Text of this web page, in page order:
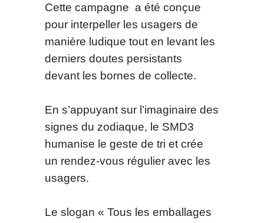
Cette campagne a été conçue
pour interpeller les usagers de
manière ludique tout en levant les
derniers doutes persistants
devant les bornes de collecte.
En s’appuyant sur l’imaginaire des
signes du zodiaque, le SMD3
humanise le geste de tri et crée
un rendez-vous régulier avec les
usagers.
Le slogan « Tous les emballages